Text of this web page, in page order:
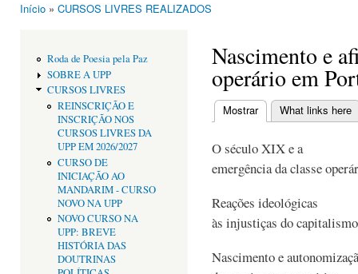
Início » CURSOS LIVRES REALIZADOS
Roda de Poesia pela Paz
SOBRE A UPP
CURSOS LIVRES
REINSCRIÇÃO E
INSCRIÇÃO NOS
CURSOS LIVRES DA
UPP EM 2026/2027
CURSO DE
INICIAÇÃO AO
MANDARIM - CURSO
NOVO NA UPP
NOVO CURSO NA
UPP: BREVE
HISTÓRIA DAS
DOUTRINAS
Nascimento e
operário em
Separadores
Mostrar(separador ativo)
What links here
O século XIX e a
emergência da classe
Reações ideológicas
às injustiças do capitalismo
Nascimento e